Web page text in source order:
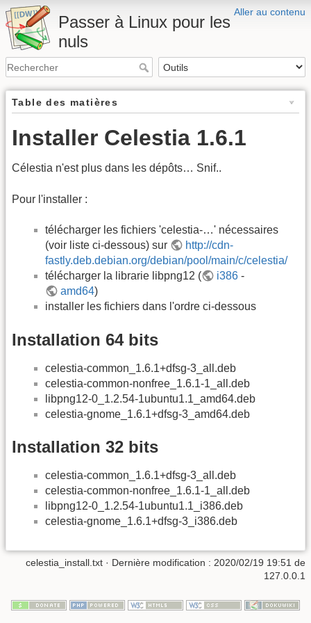
Aller au contenu
Passer à Linux pour les
nuls
Table des matières
Installer Celestia 1.6.1
Célestia n'est plus dans les dépôts… Snif..
Pour l'installer :
télécharger les fichiers 'celestia-…' nécessaires
(voir liste ci-dessous) sur
http://cdn-
fastly.deb.debian.org/debian/pool/main/c/celestia/
télécharger la librarie libpng12 (
i386 -
amd64)
installer les fichiers dans l'ordre ci-dessous
Installation 64 bits
celestia-common_1.6.1+dfsg-3_all.deb
celestia-common-nonfree_1.6.1-1_all.deb
libpng12-0_1.2.54-1ubuntu1.1_amd64.deb
celestia-gnome_1.6.1+dfsg-3_amd64.deb
Installation 32 bits
celestia-common_1.6.1+dfsg-3_all.deb
celestia-common-nonfree_1.6.1-1_all.deb
libpng12-0_1.2.54-1ubuntu1.1_i386.deb
celestia-gnome_1.6.1+dfsg-3_i386.deb
celestia_install.txt · Dernière modification : 2020/02/19 19:51 de
127.0.0.1